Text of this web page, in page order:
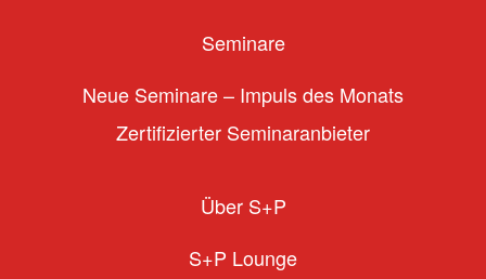
Seminare
Neue Seminare – Impuls des Monats
Zertifizierter Seminaranbieter
Über S+P
S+P Lounge